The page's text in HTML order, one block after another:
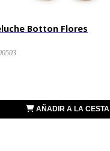
Botton Flores
AÑADIR A LA CESTA